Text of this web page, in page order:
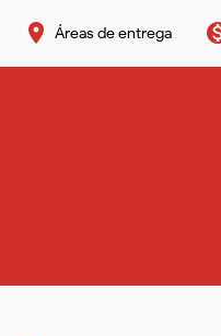
place Áreas de entrega